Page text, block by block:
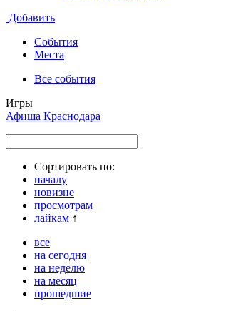
Добавить
События
Места
Все события
Игры
Афиша Краснодара
Сортировать по:
началу
новизне
просмотрам
лайкам ↑
все
на сегодня
на неделю
на месяц
прошедшие